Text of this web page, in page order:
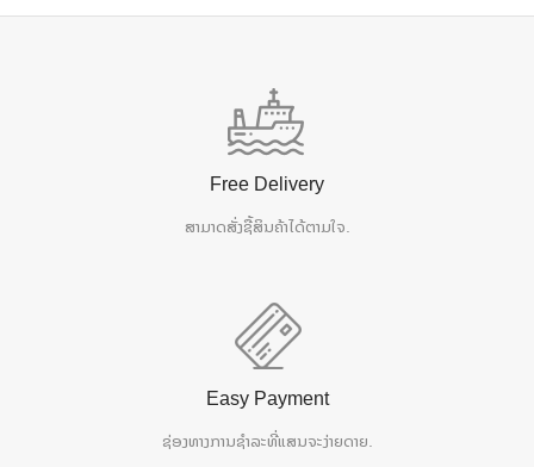
Free Delivery
ສາມາດສັ່ງຊື້ສິນຄ້າໄດ້ຕາມໃຈ.
Easy Payment
ຊ່ອງທາງການຊຳລະທີ່ແສນຈະງ່າຍດາຍ.